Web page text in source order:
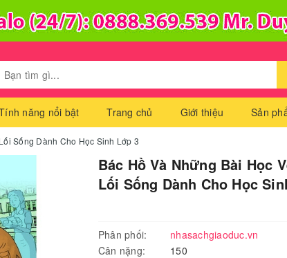
năng nổi bật Trang chủ Giới thiệu Sản
Sống Dành Cho Học Sinh Lớp 3
Bác Hồ Và Những Bài Học
Lối Sống Dành Cho Học
Phân phối:
nhasachgiaoduc.vn
Cân nặng:
150